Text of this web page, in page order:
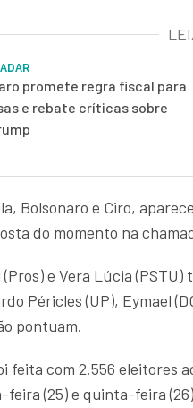
promete regra fiscal para
e rebate críticas sobre
Bolsonaro e Ciro,
do momento na
e Vera Lúcia (PSTU)
Péricles (UP), Eymael
pontuam.
feita com 2.556 eleitores
(25) e quinta-feira